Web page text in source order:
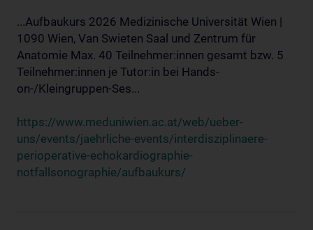
...Aufbaukurs 2026 Medizinische Universität Wien |
1090 Wien, Van Swieten Saal und Zentrum für
Anatomie Max. 40 Teilnehmer:innen gesamt bzw. 5
Teilnehmer:innen je Tutor:in bei Hands-
on-/Kleingruppen-Ses...
https://www.meduniwien.ac.at/web/ueber-
uns/events/jaehrliche-events/interdisziplinaere-
perioperative-echokardiographie-
notfallsonographie/aufbaukurs/